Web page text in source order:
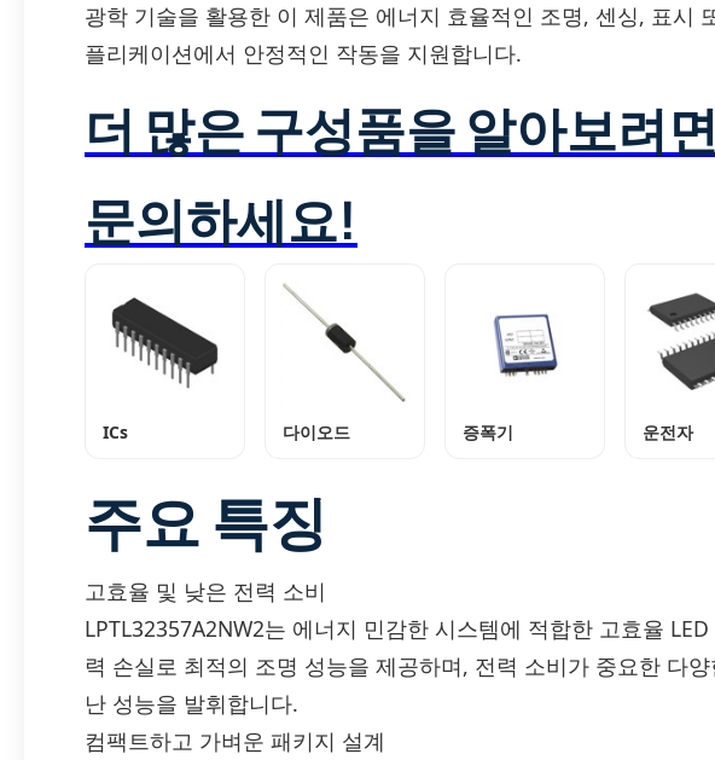
광학 기술을 활용한 이 제품은 에너지 효율적인 조명, 센싱, 표시
플리케이션에서 안정적인 작동을 지원합니다.
더 많은 구성품을 알아보려
문의하세요!
ICs 다이오드 증폭기 운전자
주요 특징
고효율 및 낮은 전력 소비
LPTL32357A2NW2는 에너지 민감한 시스템에 적합한 고효율
력 손실로 최적의 조명 성능을 제공하며, 전력 소비가 중요한 다
난 성능을 발휘합니다.
컴팩트하고 가벼운 패키지 설계